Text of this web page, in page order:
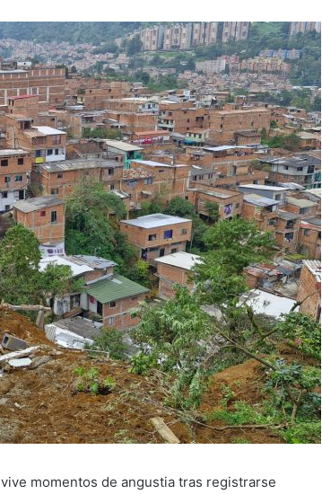
vive momentos de angustia tras registrarse